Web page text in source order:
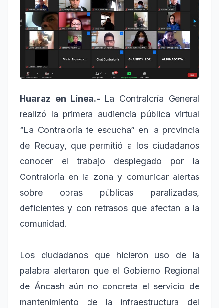
Huaraz en Línea.- La Contraloría General
realizó la primera audiencia pública virtual
“La Contraloría te escucha” en la provincia
de Recuay, que permitió a los ciudadanos
conocer el trabajo desplegado por la
Contraloría en la zona y comunicar alertas
sobre obras públicas paralizadas,
deficientes y con retrasos que afectan a la
comunidad.
Los ciudadanos que hicieron uso de la
palabra alertaron que el Gobierno Regional
de Áncash aún no concreta el servicio de
mantenimiento de la infraestructura del